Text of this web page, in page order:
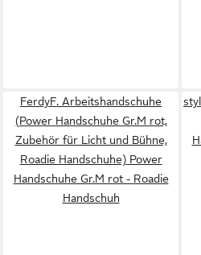
FerdyF. Arbeitshandschuhe
(Power Handschuhe Gr.M rot,
Zubehör für Licht und Bühne,
Roadie Handschuhe) Power
Handschuhe Gr.M rot - Roadie
Handschuh